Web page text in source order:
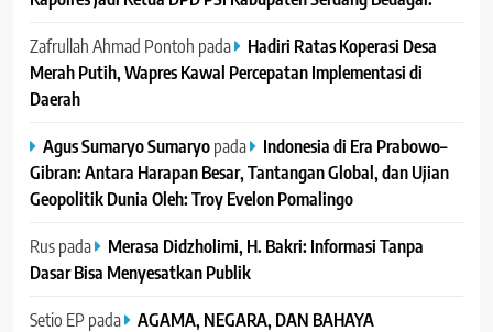
Zafrullah Ahmad Pontoh pada
Hadiri Ratas Koperasi Desa
Merah Putih, Wapres Kawal Percepatan Implementasi di
Daerah
Agus Sumaryo Sumaryopada
Indonesia di Era Prabowo–
Gibran: Antara Harapan Besar, Tantangan Global, dan Ujian
Geopolitik Dunia Oleh: Troy Evelon Pomalingo
Ruspada
Merasa Didzholimi, H. Bakri: Informasi Tanpa
Dasar Bisa Menyesatkan Publik
Setio EP pada
AGAMA, NEGARA, DAN BAHAYA